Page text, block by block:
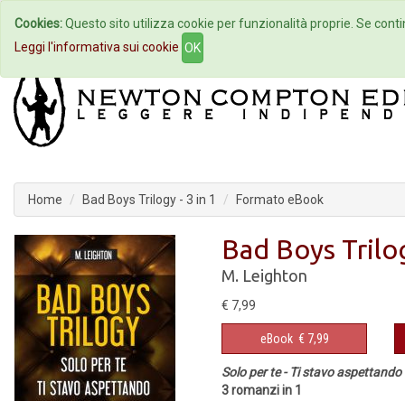
Home Autori Eventi
Home Bad Boys Trilogy - 3 in 1 Formato eBook
Bad Boys
M. Leighton
€ 7,99
eBook € 7,99
Solo per te - Ti stavo aspettando
3 romanzi in 1
Cookies:Questo sito utilizza cookie per funzionalità proprie. Se
Leggi l'informativa sui cookie OK